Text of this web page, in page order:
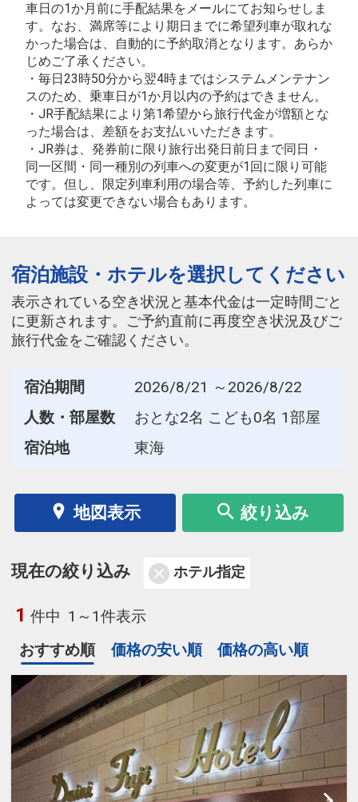
車日の1か月前に手配結果をメールにてお知らせしま
す。なお、満席等により期日までに希望列車が取れな
かった場合は、自動的に予約取消となります。あらか
じめご了承ください。
・毎日23時50分から翌4時まではシステムメンテナン
スのため、乗車日が1か月以内の予約はできません。
・JR手配結果により第1希望から旅行代金が増額とな
った場合は、差額をお支払いいただきます。
・JR券は、発券前に限り旅行出発日前日まで同日・
同一区間・同一種別の列車への変更が1回に限り可能
です。但し、限定列車利用の場合等、予約した列車に
よっては変更できない場合もあります。
宿泊施設・ホテルを選択してください
表示されている空き状況と基本代金は一定時間ごと
に更新されます。ご予約直前に再度空き状況及びご
旅行代金をご確認ください。
宿泊期間
2026/8/21 ～2026/8/22
人数・部屋数
おとな2名 こども0名 1部屋
宿泊地
東海
地図表示 絞り込み
現在の絞り込み ホテル指定
1 件中 1～1件表示
おすすめ順
価格の安い順 価格の高い順